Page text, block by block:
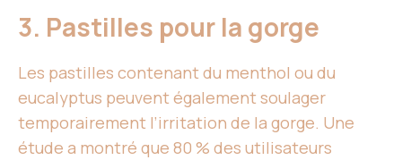
3. Pastilles pour la gorge
Les pastilles contenant du menthol ou du
eucalyptus peuvent également soulager
temporairement l’irritation de la gorge. Une
étude a montré que 80 % des utilisateurs